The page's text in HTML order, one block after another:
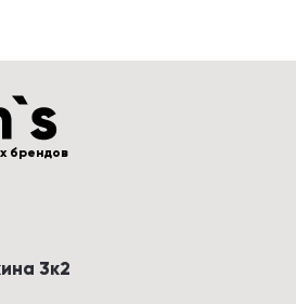
брендов
3к2